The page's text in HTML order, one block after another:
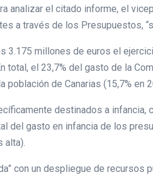
analizar el citado informe, el
a través de los Presupuestos,
3.175 millones de euros el
total, el 23,7% del gasto de la
de Canarias (15,7% en
destinados a
del gasto en infancia de los
alta).
con un despliegue de